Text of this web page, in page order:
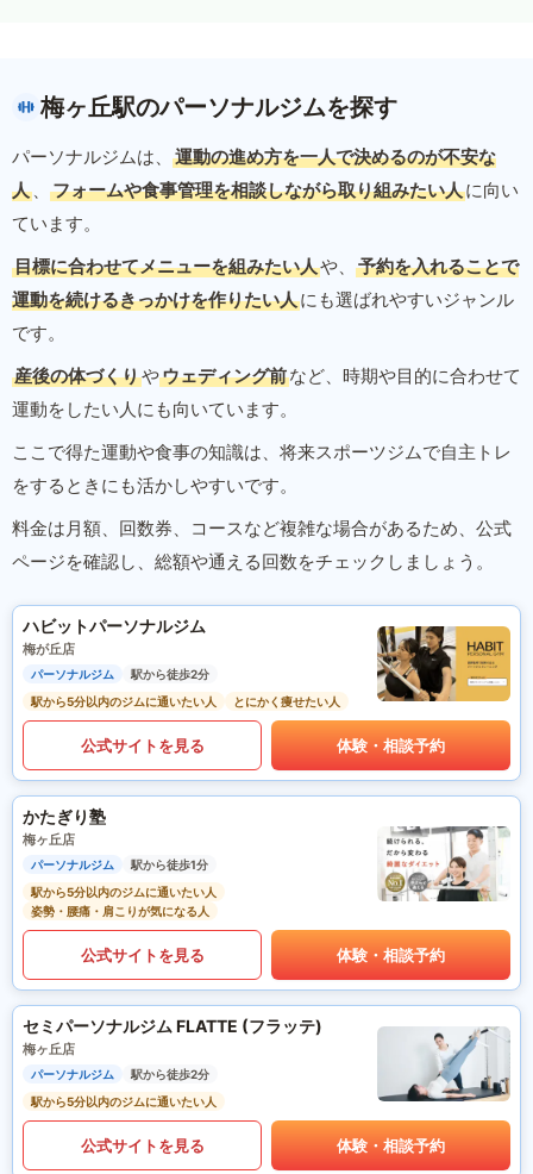
梅ヶ丘駅のパーソナルジムを探す
パーソナルジムは、
運動の進め方を一人で決めるのが不安な
人 、 フォームや食事管理を相談しながら取り組みたい人に向い
ています。
目標に合わせてメニューを組みたい人や、
予約を入れることで
運動を続けるきっかけを作りたい人にも選ばれやすいジャンル
です。
産後の体づくりやウェディング前など、時期や目的に合わせて
運動をしたい人にも向いています。
ここで得た運動や食事の知識は、将来スポーツジムで自主トレ
をするときにも活かしやすいです。
料金は月額、回数券、コースなど複雑な場合があるため、公式
ページを確認し、総額や通える回数をチェックしましょう。
ハビットパーソナルジム
梅が丘店
パーソナルジム
駅から徒歩2分
駅から5分以内のジムに通いたい人
とにかく痩せたい人
公式サイトを見る 体験・相談予約
かたぎり塾
梅ヶ丘店
パーソナルジム
駅から徒歩1分
駅から5分以内のジムに通いたい人
姿勢・腰痛・肩こりが気になる人
公式サイトを見る 体験・相談予約
セミパーソナルジム FLATTE (フラッテ)
梅ヶ丘店
パーソナルジム
駅から徒歩2分
駅から5分以内のジムに通いたい人
公式サイトを見る 体験・相談予約